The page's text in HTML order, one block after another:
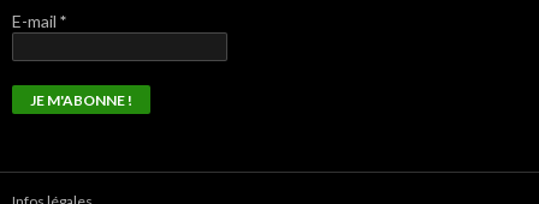
E-mail *